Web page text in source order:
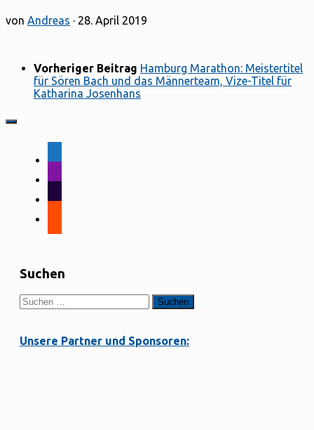
von Andreas · 28. April 2019
Vorheriger Beitrag Hamburg Marathon: Meistertitel
für Sören Bach und das Männerteam, Vize-Titel für
Katharina Josenhans
Suchen
Suchen
nach:
Unsere Partner und Sponsoren: